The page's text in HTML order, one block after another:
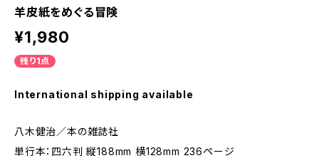
羊皮紙をめぐる冒険
¥1,980
残り1点
International shipping available
八木健治／本の雑誌社
単行本：四六判 縦188mm 横128mm 236ページ